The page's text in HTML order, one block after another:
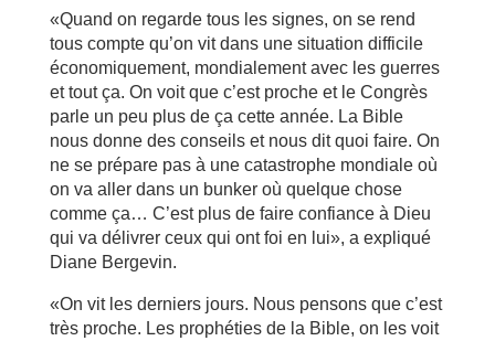
«Quand on regarde tous les signes, on se rend
tous compte qu’on vit dans une situation difficile
économiquement, mondialement avec les guerres
et tout ça. On voit que c’est proche et le Congrès
parle un peu plus de ça cette année. La Bible
nous donne des conseils et nous dit quoi faire. On
ne se prépare pas à une catastrophe mondiale où
on va aller dans un bunker où quelque chose
comme ça… C’est plus de faire confiance à Dieu
qui va délivrer ceux qui ont foi en lui», a expliqué
Diane Bergevin.
«On vit les derniers jours. Nous pensons que c’est
très proche. Les prophéties de la Bible, on les voit